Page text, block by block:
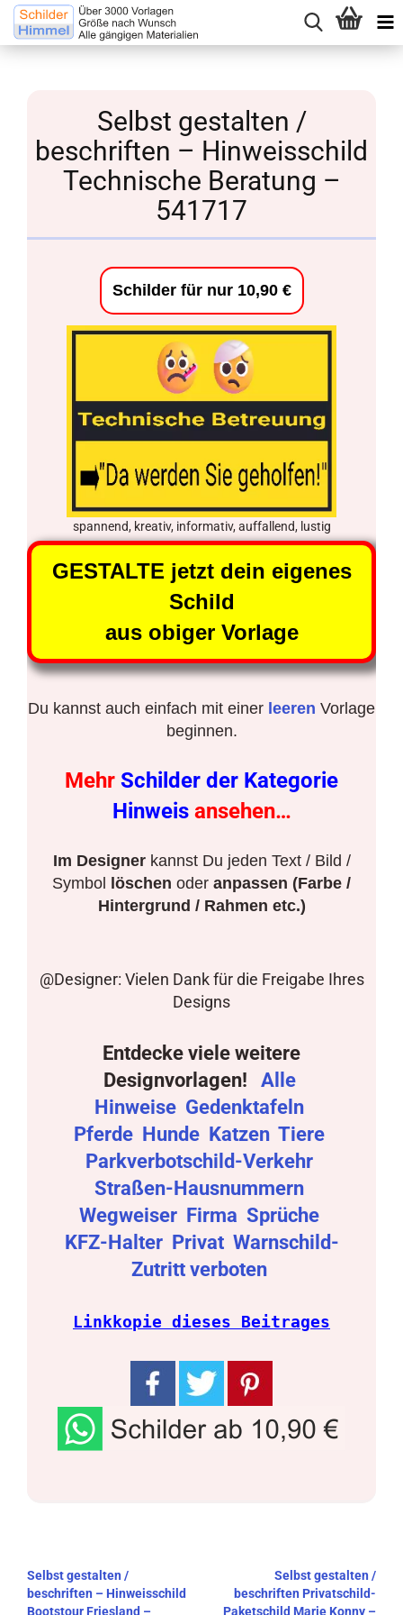
Selbst gestalten /
beschriften – Hinweisschild
Technische Beratung –
541717
Schilder für nur 10,90 €
spannend, kreativ, informativ, auffallend, lustig
GESTALTE jetzt dein eigenes
Schild
aus obiger Vorlage
Du kannst auch einfach mit einer leeren Vorlage
beginnen.
Mehr Schilder der Kategorie
Hinweis ansehen…
Im Designerkannst Du jeden Text / Bild /
Symbol
löschen oder anpassen (Farbe /
Hintergrund / Rahmen etc.)
@Designer: Vielen Dank für die Freigabe Ihres
Designs
Entdecke viele weitere
Designvorlagen!
Alle
Hinweise Gedenktafeln
Pferde Hunde Katzen Tiere
Parkverbotschild-Verkehr
Straßen-Hausnummern
Wegweiser Firma Sprüche
KFZ-Halter Privat Warnschild-
Zutritt verboten
Linkkopie dieses Beitrages
Beitragsnavigation
Selbst gestalten /
beschriften – Hinweisschild
Bootstour Friesland –
Selbst gestalten /
beschriften Privatschild-
Paketschild Marie Konny –